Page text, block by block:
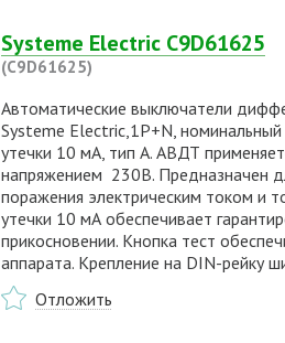
Systeme Electric C9D61625
(C9D61625)
Автоматические выключатели
Systeme Electric,1P+N,
утечки 10 мА, тип А. АВДТ
напряжением 230В. Предназначен
поражения электрическим током и
утечки 10 мА обеспечивает
прикосновении. Кнопка тест
аппарата. Крепление на DIN-рейку
Отложить